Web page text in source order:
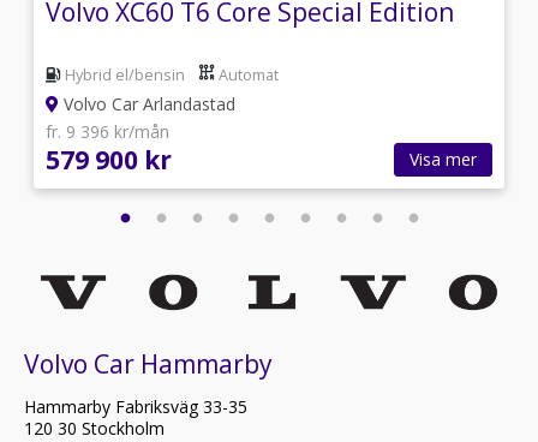
Volvo XC60 T6 Core Special Edition
Hybrid el/bensin Automat
Volvo Car Arlandastad
fr. 9 396 kr/mån
579 900 kr Visa mer
Volvo Car Hammarby
Hammarby Fabriksväg 33-35
120 30 Stockholm